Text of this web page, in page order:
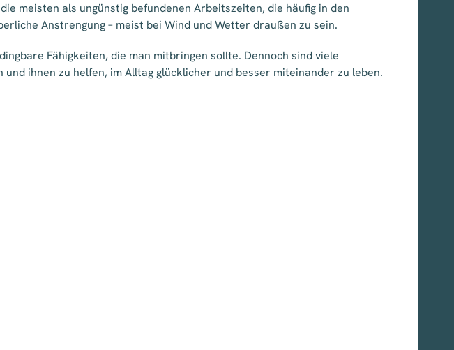
meisten als ungünstig befundenen Arbeitszeiten, die häufig in den
Anstrengung – meist bei Wind und Wetter draußen zu sein.
Fähigkeiten, die man mitbringen sollte. Dennoch sind viele
ihnen zu helfen, im Alltag glücklicher und besser miteinander zu leben.